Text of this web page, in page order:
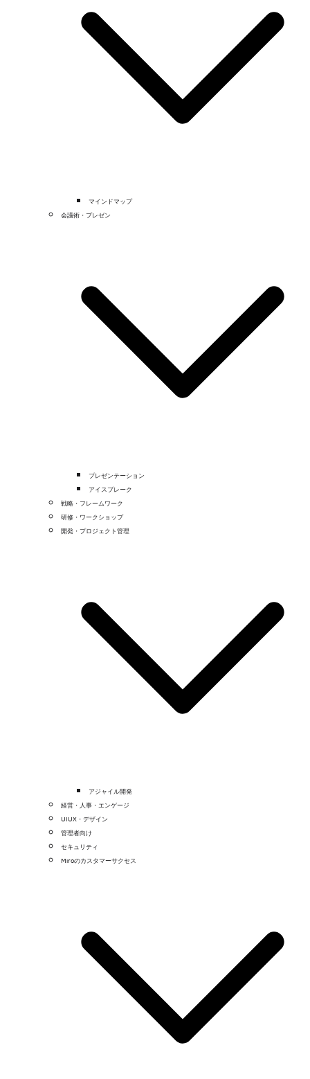
マインドマップ
会議術・プレゼン
プレゼンテーション
アイスブレーク
戦略・フレームワーク
研修・ワークショップ
開発・プロジェクト管理
アジャイル開発
経営・人事・エンゲージ
UIUX・デザイン
管理者向け
セキュリティ
Miroのカスタマーサクセス